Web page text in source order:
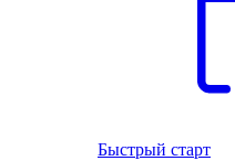
Быстрый старт